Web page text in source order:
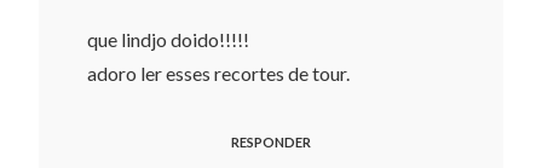
que lindjo doido!!!!!
adoro ler esses recortes de tour.
RESPONDER